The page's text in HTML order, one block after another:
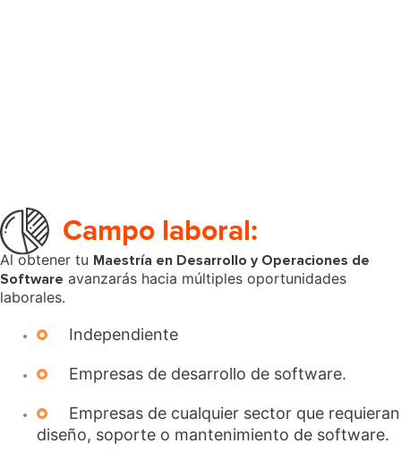
Campo laboral:
Al obtener tu Maestría en Desarrollo y Operaciones de
Software avanzarás hacia múltiples oportunidades
laborales.
Independiente
Empresas de desarrollo de software.
Empresas de cualquier sector que requieran
diseño, soporte o mantenimiento de software.